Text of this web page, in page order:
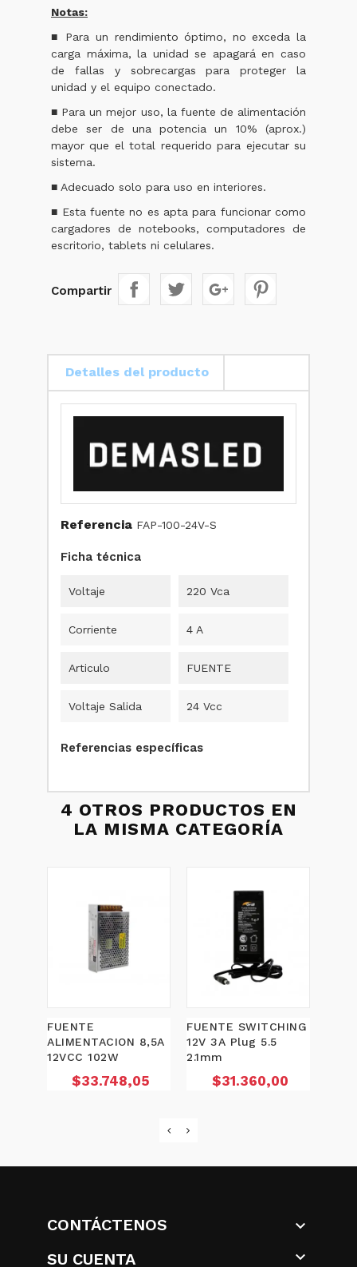
Notas:
■ Para un rendimiento óptimo, no exceda la
carga máxima, la unidad se apagará en caso
de fallas y sobrecargas para proteger la
unidad y el equipo conectado.
■ Para un mejor uso, la fuente de alimentación
debe ser de una potencia un 10% (aprox.)
mayor que el total requerido para ejecutar su
sistema.
■ Adecuado solo para uso en interiores.
■ Esta fuente no es apta para funcionar como
cargadores de notebooks, computadores de
escritorio, tablets ni celulares.
Compartir
Detalles del producto
Referencia FAP-100-24V-S
Ficha técnica
Voltaje 220 Vca
Corriente 4 A
Articulo FUENTE
Voltaje Salida 24 Vcc
Referencias específicas
4 OTROS PRODUCTOS EN
LA MISMA CATEGORÍA
FUENTE
ALIMENTACION 8,5A
12VCC 102W
Precio
$33.748,05
FUENTE SWITCHING
12V 3A Plug 5.5
2.1mm
Precio
$31.360,00
CONTÁCTENOS

SU CUENTA
